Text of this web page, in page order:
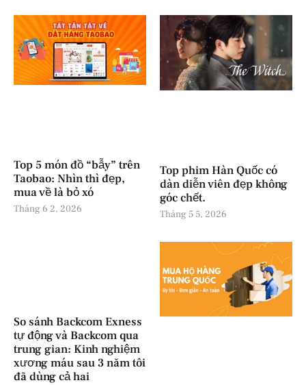
Top 5 món đồ “bẫy” trên
Taobao: Nhìn thì đẹp,
mua về là bỏ xó
Tháng 6 2, 2026
Top phim Hàn Quốc có
dàn diễn viên đẹp không
góc chết.
Tháng 5 5, 2026
So sánh Backcom Exness
tự động và Backcom qua
trung gian: Kinh nghiệm
xương máu sau 3 năm tôi
đã dùng cả hai